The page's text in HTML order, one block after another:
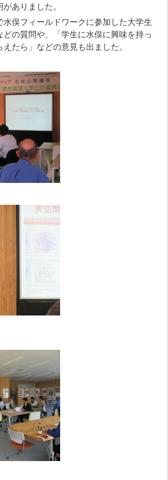
ありました。
俣フィールドワークに参加した大学生
の質問や、「学生に水俣に興味を持っ
たら」などの意見も出ました。